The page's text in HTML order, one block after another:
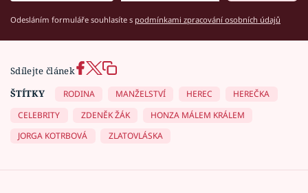
Odesláním formuláře souhlasíte s podmínkami zpracování osobních údajů
Sdílejte článek
ŠTÍTKY
RODINA MANŽELSTVÍ HEREC
HEREČKA
CELEBRITY
ZDENĚK ŽÁK
HONZA MÁLEM KRÁLEM
JORGA KOTRBOVÁ
ZLATOVLÁSKA